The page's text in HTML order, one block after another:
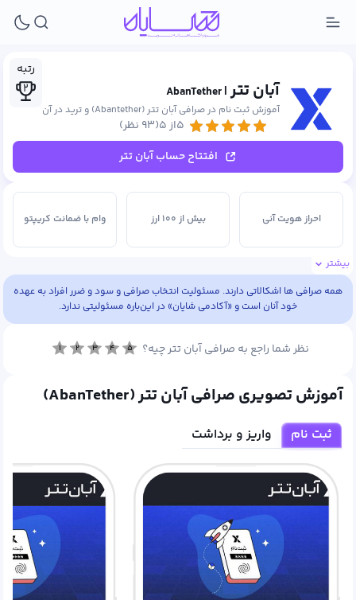
رتبه
۲
آبان تتر| AbanTether
آموزش ثبت نام در صرافی آبان تتر (Abantether) و ترید در آن
۵از ۵
(۹۳ نظر)
افتتاح حساب آبان تتر
احراز هویت آنی بیش از ۱۰۰ ارز وام با ضمانت کریپتو
بیشتر
همه صرافی ها اشکالاتی دارند. مسئولیت انتخاب صرافی و سود و ضرر افراد به عهده
خود آنان است و «آکادمی شایان» در این‌باره مسئولیتی ندارد.
نظر شما راجع به صرافی آبان تتر چیه؟ ۱ ۲ ۳ ۴ ۵
آموزش تصویری صرافی آبان تتر (AbanTether)
ثبت نام واریز و برداشت